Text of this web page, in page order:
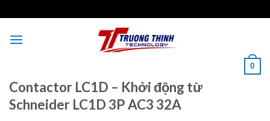
to
content
0
Contactor LC1D – Khởi động từ
Schneider LC1D 3P AC3 32A